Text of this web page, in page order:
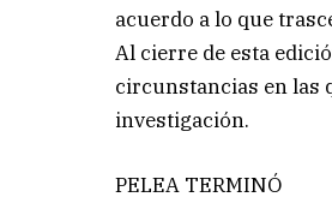
acuerdo a lo que
Al cierre de esta
circunstancias en las
investigación.
PELEA TERMINÓ